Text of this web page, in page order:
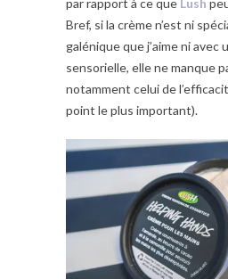
par rapport à ce que Lush
Bref, si la crème n’est ni
galénique que j’aime ni avec
sensorielle, elle ne manque
notamment celui de
point le plus important).